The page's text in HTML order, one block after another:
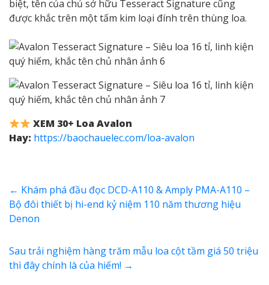
biệt, tên của chủ sở hữu Tesseract Signature cũng
được khắc trên một tấm kim loại đính trên thùng loa.
XEM 30+ Loa Avalon
Hay: https://baochauelec.com/loa-avalon
← Khám phá đầu đọc DCD-A110 & Amply PMA-A110 –
Bộ đôi thiết bị hi-end kỷ niệm 110 năm thương hiệu
Denon
Sau trải nghiệm hàng trăm mẫu loa cột tầm giá 50 triệu
thì đây chính là của hiếm! →